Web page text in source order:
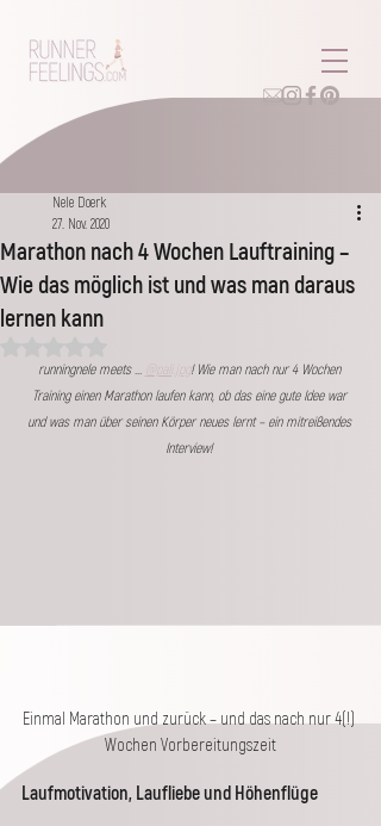
Marathon nach 4 Wochen Lauftraining –
Wie das möglich ist und was man daraus
lernen kann
Nele Doerk
27. Nov. 2020
runningnele meets ...
! Wie man nach nur 4 Wochen
Training einen Marathon laufen kann, ob das eine gute Idee war
und was man über seinen Körper neues lernt – ein mitreißendes
Interview!
Einmal Marathon und zurück – und das nach nur 4(!)
Wochen Vorbereitungszeit
Laufmotivation, Laufliebe und Höhenflüge